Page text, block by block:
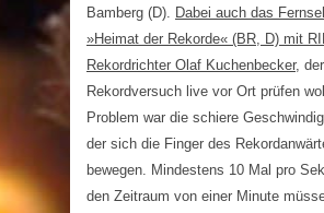
Bamberg (D). Dabei auch das
»Heimat der Rekorde« (BR, D) mit
Rekordrichter Olaf Kuchenbecker,
Rekordversuch live vor Ort prüfen
Problem war die schiere
der sich die Finger des
bewegen. Mindestens 10 Mal pro
den Zeitraum von einer Minute